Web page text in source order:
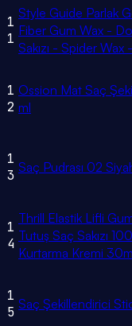
1
1
Style Guide Parlak
Fiber Gum Wax -
Sakızı - Spider Wax
1
2
Ossion Mat Saç
ml
1
3 Saç Pudrası 02
1
4
Thrill Elastik Lifli
Tutuş Saç Sakızı
Kurtarma Kremi
1
5 Saç Şekillendirici